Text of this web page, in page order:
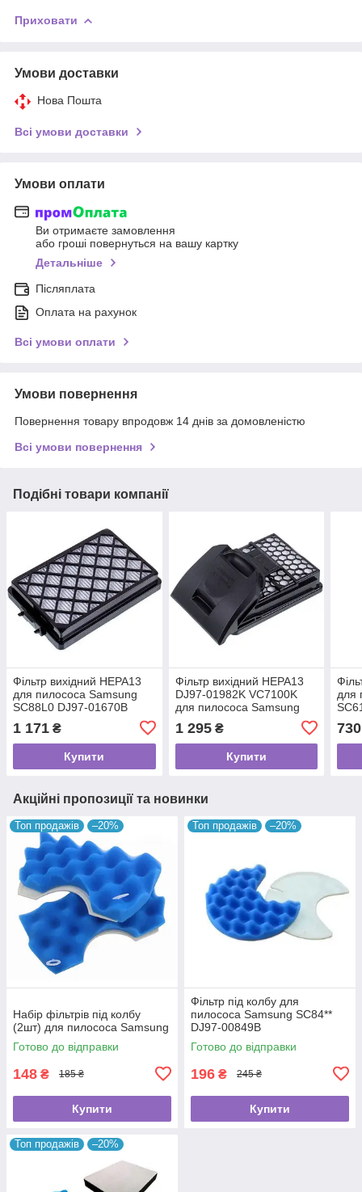
Приховати
Умови доставки
Нова Пошта
Всі умови доставки
Умови оплати
Ви отримаєте замовлення
або гроші повернуться на вашу картку
Детальніше
Післяплата
Оплата на рахунок
Всі умови оплати
Умови повернення
Повернення товару впродовж 14 днів за домовленістю
Всі умови повернення
Подібні товари компанії
Фільтр вихідний HEPA13
для пилососа Samsung
SC88L0 DJ97-01670B
1 171 ₴
Купити
Фільтр вихідний HEPA13
DJ97-01982K VC7100K
для пилососа Samsung
1 295₴
Купити
для
730
Акційні пропозиції та новинки
Топ продажів –20%
Набір фільтрів під колбу
(2шт) для пилососа Samsung
Готово до відправки
148 ₴ 185 ₴
Купити
Топ продажів –20%
Фільтр під колбу для
пилососа Samsung SC84**
DJ97-00849B
Готово до відправки
196 ₴ 245 ₴
Купити
Топ продажів –20%